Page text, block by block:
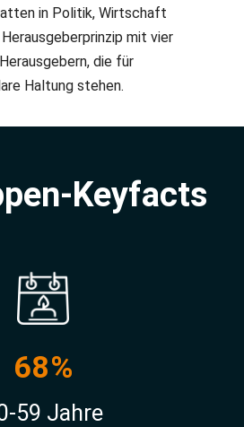
in Politik, Wirtschaft
mit vier
die für
Haltung stehen.
Keyfacts
68%
59 Jahre